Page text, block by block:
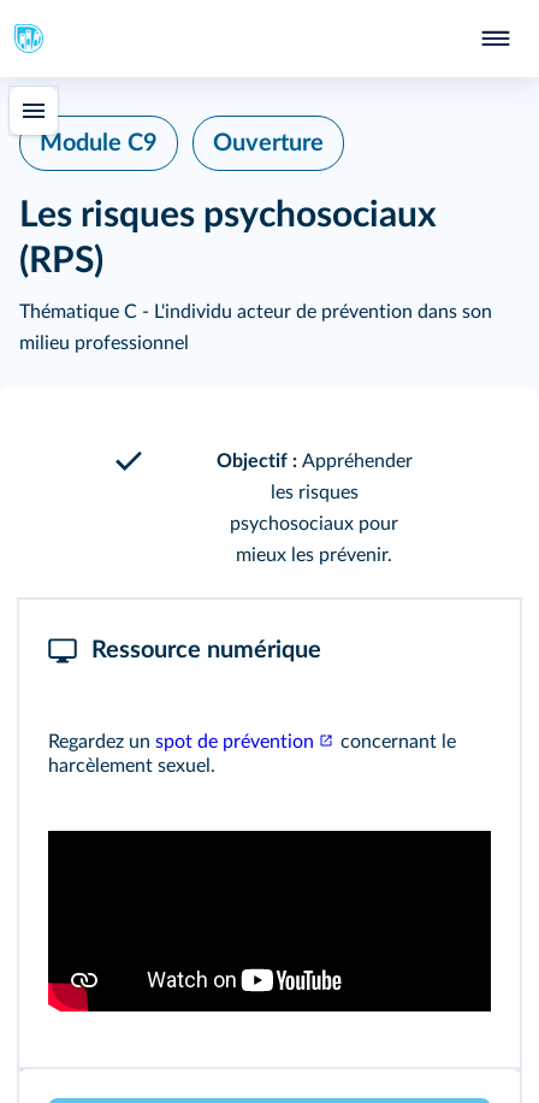
Module C9 Ouverture
Les risques psychosociaux
(RPS)
Thématique C - L'individu acteur de prévention dans son
milieu professionnel
Objectif : Appréhender
les risques
psychosociaux pour
mieux les prévenir.
Ressource numérique
Regardez un spot de prévention
concernant le
harcèlement sexuel.